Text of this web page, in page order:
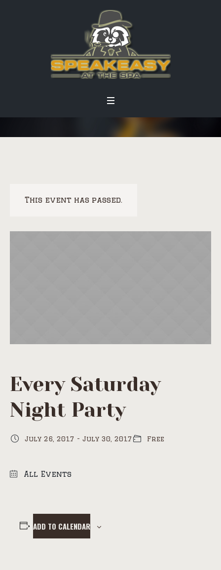
This event has passed.
Every Saturday
Night Party
July 26, 2017 - July 30, 2017 Free
All Events
ADD TO CALENDAR